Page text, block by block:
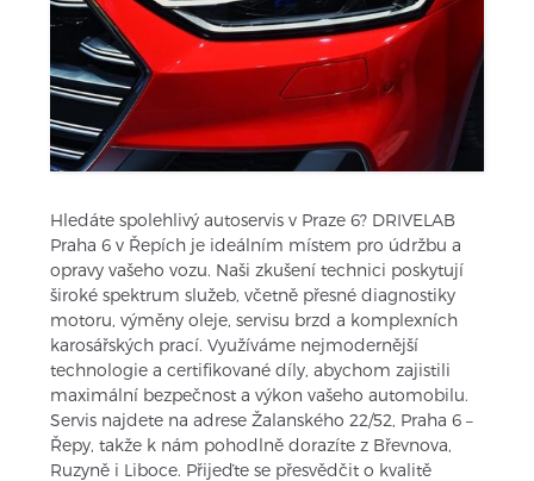
Hledáte spolehlivý autoservis v Praze 6? DRIVELAB
Praha 6 v Řepích je ideálním místem pro údržbu a
opravy vašeho vozu. Naši zkušení technici poskytují
široké spektrum služeb, včetně přesné diagnostiky
motoru, výměny oleje, servisu brzd a komplexních
karosářských prací. Využíváme nejmodernější
technologie a certifikované díly, abychom zajistili
maximální bezpečnost a výkon vašeho automobilu.
Servis najdete na adrese Žalanského 22/52, Praha 6 –
Řepy, takže k nám pohodlně dorazíte z Břevnova,
Ruzyně i Liboce. Přijeďte se přesvědčit o kvalitě